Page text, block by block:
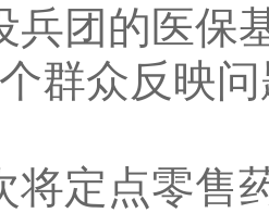
兵团的医保
群众反映
将定点零售